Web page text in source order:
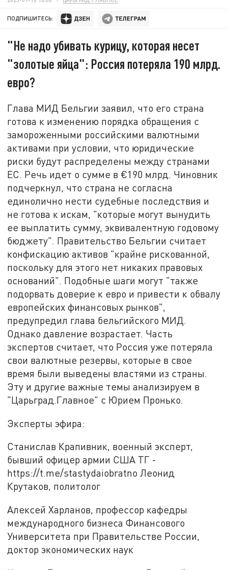
ПОДПИШИТЕСЬ:
"Не надо убивать курицу, которая несет
"золотые яйца": Россия потеряла 190 млрд.
евро?
Глава МИД Бельгии заявил, что его страна
готова к изменению порядка обращения с
замороженными российскими валютными
активами при условии, что юридические
риски будут распределены между странами
ЕС. Речь идет о сумме в €190 млрд. Чиновник
подчеркнул, что страна не согласна
единолично нести судебные последствия и
не готова к искам, "которые могут вынудить
ее выплатить сумму, эквивалентную годовому
бюджету". Правительство Бельгии считает
конфискацию активов "крайне рискованной,
поскольку для этого нет никаких правовых
оснований". Подобные шаги могут "также
подорвать доверие к евро и привести к обвалу
европейских финансовых рынков",
предупредил глава бельгийского МИД.
Однако давление возрастает. Часть
экспертов считает, что Россия уже потеряла
свои валютные резервы, которые в свое
время были выведены властями из страны.
Эту и другие важные темы анализируем в
"Царьград.Главное" с Юрием Пронько.
Эксперты эфира:
Станислав Крапивник, военный эксперт,
бывший офицер армии США ТГ -
https://t.me/stastydaiobratno Леонид
Крутаков, политолог
Алексей Харланов, профессор кафедры
международного бизнеса Финансового
Университета при Правительстве России,
доктор экономических наук